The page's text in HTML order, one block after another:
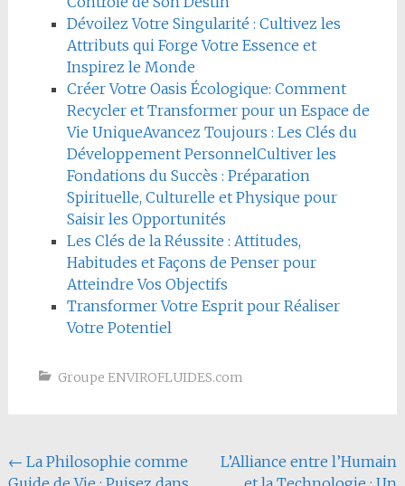
Dévoilez Votre Singularité : Cultivez les
Attributs qui Forge Votre Essence et
Inspirez le Monde
Créer Votre Oasis Écologique: Comment
Recycler et Transformer pour un Espace de
Vie UniqueAvancez Toujours : Les Clés du
Développement PersonnelCultiver les
Fondations du Succès : Préparation
Spirituelle, Culturelle et Physique pour
Saisir les Opportunités
Les Clés de la Réussite : Attitudes,
Habitudes et Façons de Penser pour
Atteindre Vos Objectifs
Transformer Votre Esprit pour Réaliser
Votre Potentiel
Groupe ENVIROFLUIDES.com
Navigation
← La Philosophie comme
L’Alliance entre l’Humain